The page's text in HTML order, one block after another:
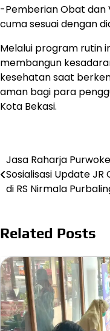
​-Pemberian Obat dan
cuma sesuai dengan
​​Melalui program rutin
membangun
kesehatan saat
aman bagi para
Kota Bekasi.
navigation
Jasa Raharja
Sosialisasi Update JR
di RS Nirmala
Related Posts